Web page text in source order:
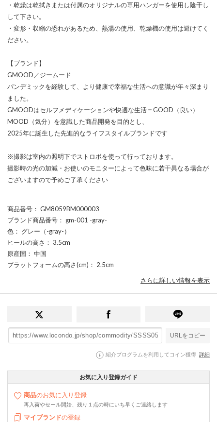
・乾燥は乾拭きまたは付属のオリジナルの専用ハンガーを使用し陰干し
して下さい。
・変形・収縮の恐れがあるため、熱湯の使用、乾燥機の使用は避けてく
ださい。
【ブランド】
GMOOD／ジームード
パンデミックを経験して、より健康で幸福な生活への意識が年々深まり
ました。
GMOODはセルフメディケーションや快適な生活＝GOOD（良い）
MOOD（気分）を意識した商品開発を目的とし、
2025年に誕生した先進的なライフスタイルブランドです
※撮影は室内の照明下でストロボを使って行っております。
撮影時の光の加減・お使いのモニターによって色味に若干異なる場合が
ございますので予めご了承ください
商品番号 ： GM8059BM000003
ブランド商品番号 ： gm-001 -gray-
色 ： グレー（-gray-）
ヒールの高さ ： 3.5cm
原産国 ： 中国
プラットフォームの高さ(cm) ： 2.5cm
さらに詳しい情報を表示
URLをコピー
紹介プログラムを利用してコイン獲得 詳細
お気に入り登録ガイド
商品のお気に入り登録
再入荷やセール開始、残り１点の時にいち早くご連絡します
マイブランドの登録